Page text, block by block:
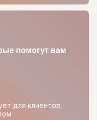
помогут вам
для клиентов,